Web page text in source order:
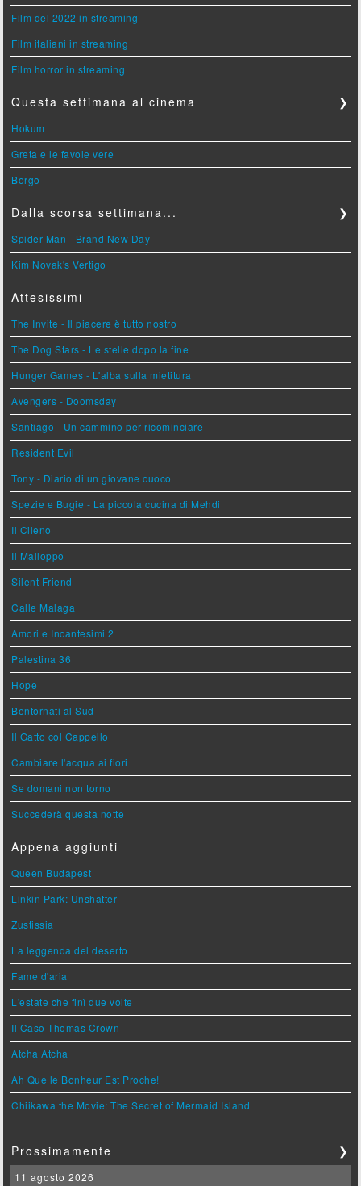
Film del 2022 in streaming
Film italiani in streaming
Film horror in streaming
Questa settimana al cinema ❯
Hokum
Greta e le favole vere
Borgo
Dalla scorsa settimana... ❯
Spider-Man - Brand New Day
Kim Novak's Vertigo
Attesissimi
The Invite - Il piacere è tutto nostro
The Dog Stars - Le stelle dopo la fine
Hunger Games - L'alba sulla mietitura
Avengers - Doomsday
Santiago - Un cammino per ricominciare
Resident Evil
Tony - Diario di un giovane cuoco
Spezie e Bugie - La piccola cucina di Mehdi
Il Cileno
Il Malloppo
Silent Friend
Calle Malaga
Amori e Incantesimi 2
Palestina 36
Hope
Bentornati al Sud
Il Gatto col Cappello
Cambiare l'acqua ai fiori
Se domani non torno
Succederà questa notte
Appena aggiunti
Queen Budapest
Linkin Park: Unshatter
Zustissia
La leggenda del deserto
Fame d'aria
L'estate che finì due volte
Il Caso Thomas Crown
Atcha Atcha
Ah Que le Bonheur Est Proche!
Chiikawa the Movie: The Secret of Mermaid Island
Prossimamente ❯
11 agosto 2026